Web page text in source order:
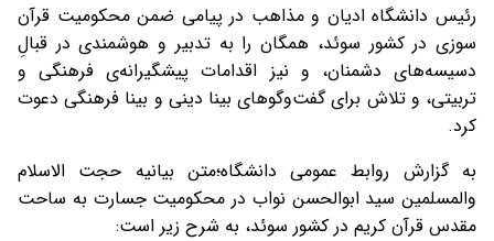
رئیس دانشگاه ادیان و مذاهب در پیامی ضمن محکومیت قرآن
سوزی در کشور سوئد، همگان را به تدبیر و هوشمندی در قبالِ
دسیسه‌های دشمنان، و نیز اقدامات پیشگیرانه‌ی فرهنگی و
تربیتی، و تلاش برای گفت‌وگوهای بینا دینی و بینا فرهنگی دعوت
کرد.
به گزارش روابط عمومی دانشگاه؛متن بیانیه حجت الاسلام
والمسلمین سید ابوالحسن نواب در محکومیت جسارت به ساحت
مقدس قرآن کریم در کشور سوئد، به شرح زیر است: